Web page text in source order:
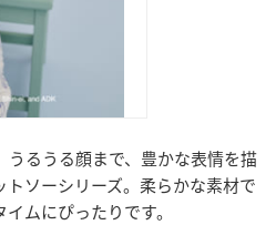
うるうる顔まで、豊かな表情を描
ソーシリーズ。柔らかな素材で
ムにぴったりです。